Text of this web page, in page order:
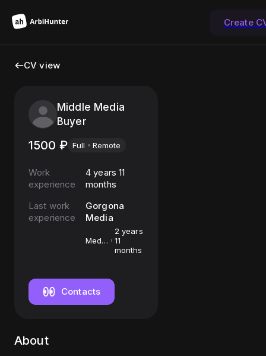
Create
CV view
Middle Media
Buyer
1500 ₽ Full Remote
Work
experience
4 years 11
months
Last work
experience
Gorgona
Media
Media
2 years
11
months
Contacts
About